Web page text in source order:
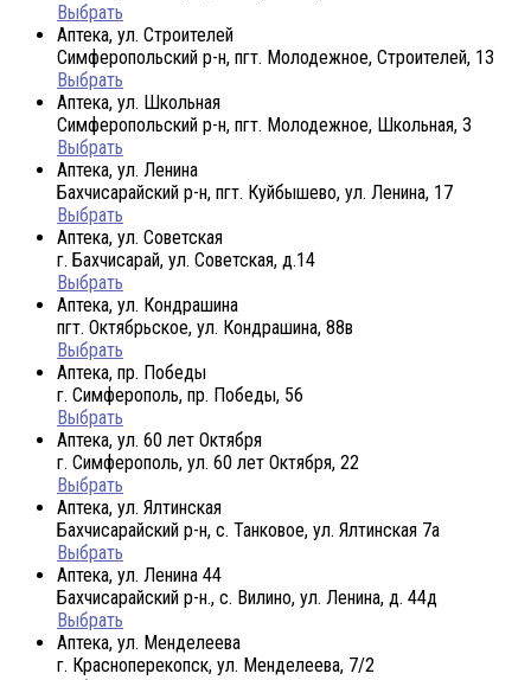
Выбрать
Аптека, ул. Строителей
Симферопольский р-н, пгт. Молодежное, Строителей, 13
Выбрать
Аптека, ул. Школьная
Симферопольский р-н, пгт. Молодежное, Школьная, 3
Выбрать
Аптека, ул. Ленина
Бахчисарайский р-н, пгт. Куйбышево, ул. Ленина, 17
Выбрать
Аптека, ул. Советская
г. Бахчисарай, ул. Советская, д.14
Выбрать
Аптека, ул. Кондрашина
пгт. Октябрьское, ул. Кондрашина, 88в
Выбрать
Аптека, пр. Победы
г. Симферополь, пр. Победы, 56
Выбрать
Аптека, ул. 60 лет Октября
г. Симферополь, ул. 60 лет Октября, 22
Выбрать
Аптека, ул. Ялтинская
Бахчисарайский р-н, с. Танковое, ул. Ялтинская 7а
Выбрать
Аптека, ул. Ленина 44
Бахчисарайский р-н., с. Вилино, ул. Ленина, д. 44д
Выбрать
Аптека, ул. Менделеева
г. Красноперекопск, ул. Менделеева, 7/2